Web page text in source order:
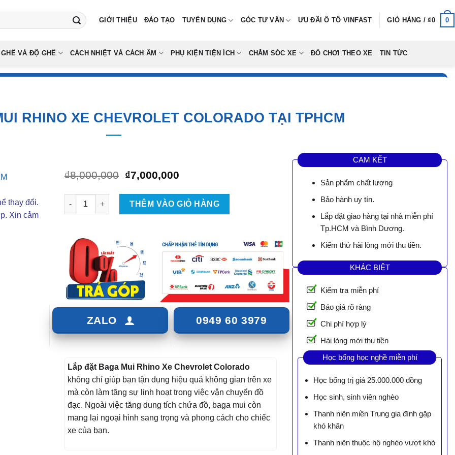
GIỚI THIỆU ĐÀO TẠO TUYỂN DỤNG GÓC TƯ VẤN ƯU ĐÃI Ô TÔ VINFAST GIỎ HÀNG /₫0 0
VÀ ĐỘ GHẾ CÁCH NHIỆT VÀ CÁCH ÂM PHỤ KIỆN TIỆN ÍCH CHĂM SÓC XE ĐỒ CHƠI THEO XE TIN TỨC
RHINO XE CHEVROLET COLORADO TẠI TPHCM
thay đổi.
Xin cảm
₫8,000,000 Giá
là:
₫8,000,000.
₫7,000,000
tại
là:
₫7,000,000.
Lắp Đặt Baga Mui Rhino Xe Chevrolet Colorado Tại TPHCM số lượng
THÊM VÀO GIỎ HÀNG
ZALO 0949 60 3979
Lắp đặt Baga Mui Rhino Xe Chevrolet Colorado
không chỉ giúp bạn tận dụng hiệu quả không gian trên xe
mà còn làm tăng sự linh hoạt trong việc vận chuyển đồ
đạc. Ngoài việc tăng dung tích chứa đồ, baga mui còn
mang lại ngoại hình sang trọng và phong cách cho chiếc
xe của bạn.
CAM KẾT
Sản phẩm chất lượng
Bảo hành uy tín.
Lắp đặt giao hàng tại nhà miễn phí
Tp.HCM và Bình Dương.
Kiểm thử hài lòng mới thu tiền.
KHÁC BIỆT
Kiểm tra miễn phí
Báo giá rõ ràng
Chi phí hợp lý
Hài lòng mới thu tiền
Học bổng học nghề miễn phí
Học bổng trị giá 25.000.000 đồng
Học sinh, sinh viên nghèo
Thanh niên miền Trung gia đình gặp
khó khăn
Thanh niên thuộc hộ nghèo vượt khó